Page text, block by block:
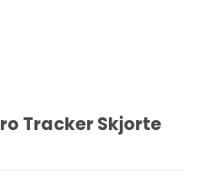
Tracker Skjorte